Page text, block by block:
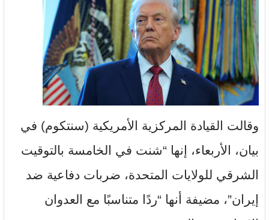
وقالت القيادة المركزية الأمريكية (سنتكوم) في
بيان، الأربعاء، إنها “شنت في الخامسة بالتوقيت
الشرقي للولايات المتحدة، ضربات دفاعية ضد
إيران”، مضيفة أنها “ردًا متناسبًا مع العدوان